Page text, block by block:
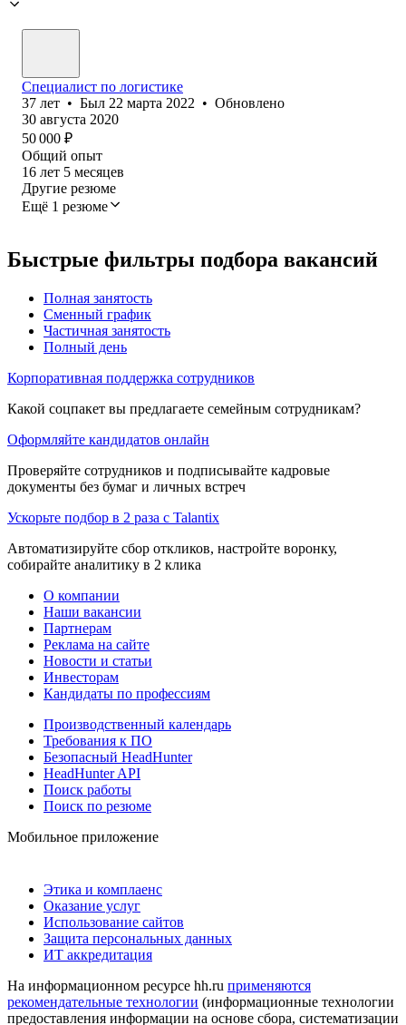
Специалист по логистике
37 лет • Был 22 марта 2022 • Обновлено
30 августа 2020
50 000 ₽
Общий опыт
16 лет 5 месяцев
Другие резюме
Ещё 1 резюме
Быстрые фильтры подбора вакансий
Полная занятость
Сменный график
Частичная занятость
Полный день
Корпоративная поддержка сотрудников
Какой соцпакет вы предлагаете семейным сотрудникам?
Оформляйте кандидатов онлайн
Проверяйте сотрудников и подписывайте кадровые
документы без бумаг и личных встреч
Ускорьте подбор в 2 раза с Talantix
Автоматизируйте сбор откликов, настройте воронку,
собирайте аналитику в 2 клика
О компании
Наши вакансии
Партнерам
Реклама на сайте
Новости и статьи
Инвесторам
Кандидаты по профессиям
Производственный календарь
Требования к ПО
Безопасный HeadHunter
HeadHunter API
Поиск работы
Поиск по резюме
Мобильное приложение
Этика и комплаенс
Оказание услуг
Использование сайтов
Защита персональных данных
ИТ аккредитация
На информационном ресурсе hh.ru применяются
рекомендательные технологии (информационные технологии
предоставления информации на основе сбора, систематизации